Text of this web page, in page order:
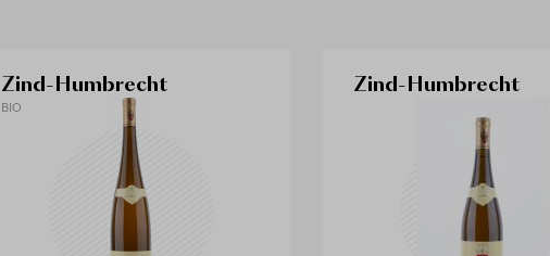
Zind-Humbrecht
BIO
Zind-Humbrecht